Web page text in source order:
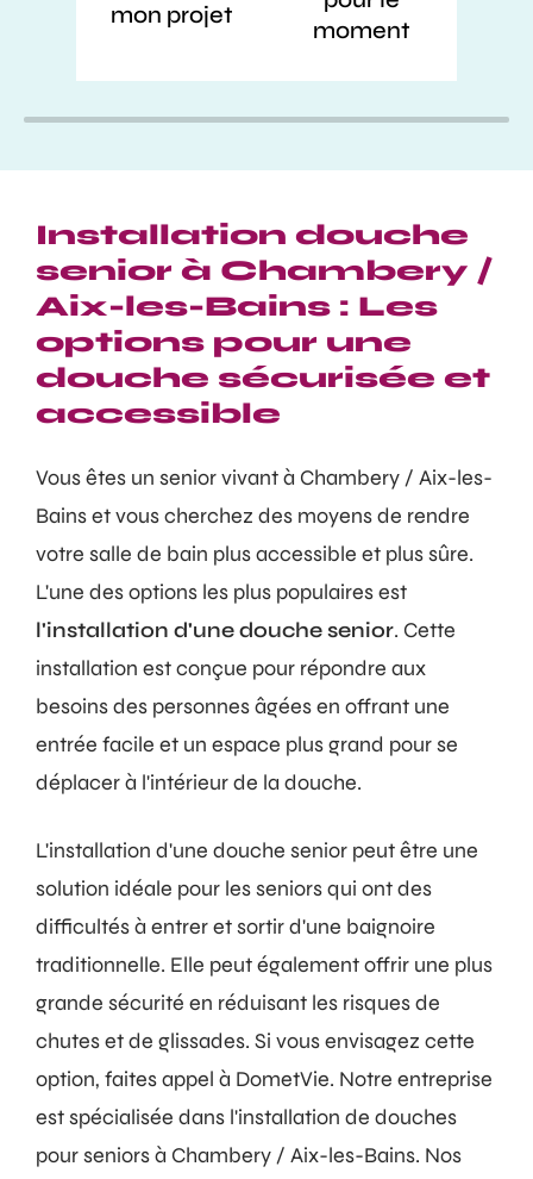
mon projet
moment
Installation douche
senior à Chambery /
Aix-les-Bains : Les
options pour une
douche sécurisée et
accessible
Vous êtes un senior vivant à Chambery / Aix-les-
Bains et vous cherchez des moyens de rendre
votre salle de bain plus accessible et plus sûre.
L'une des options les plus populaires est
l'installation d'une douche senior. Cette
installation est conçue pour répondre aux
besoins des personnes âgées en offrant une
entrée facile et un espace plus grand pour se
déplacer à l'intérieur de la douche.
L'installation d'une douche senior peut être une
solution idéale pour les seniors qui ont des
difficultés à entrer et sortir d'une baignoire
traditionnelle. Elle peut également offrir une plus
grande sécurité en réduisant les risques de
chutes et de glissades. Si vous envisagez cette
option, faites appel à DometVie. Notre entreprise
est spécialisée dans l'installation de douches
pour seniors à Chambery / Aix-les-Bains. Nos